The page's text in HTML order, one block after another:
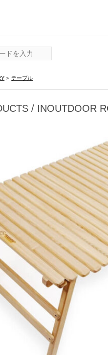
> テーブル
/ INOUTDOOR